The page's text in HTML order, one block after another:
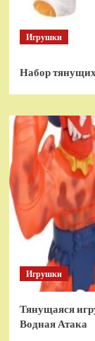
Игрушки
Набор
Игрушки
Тянущаяся
Водная Атака